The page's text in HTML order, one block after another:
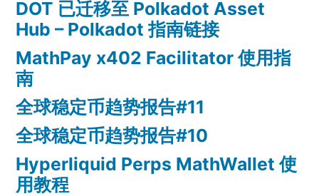
DOT 已迁移至 Polkadot Asset
Hub – Polkadot 指南链接
MathPay x402 Facilitator 使用指
南
全球稳定币趋势报告#11
全球稳定币趋势报告#10
Hyperliquid Perps MathWallet 使
用教程